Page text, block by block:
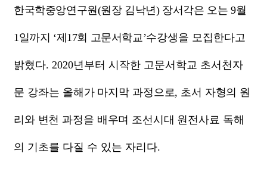
한국학중앙연구원(원장 김낙년) 장서각은 오는9월
1 일까지 ‘제17회 고문서학교 ’수강생을 모집한다고
밝혔다. 2020년부터 시작한 고문서학교 초서천자
문 강좌는 올해가 마지막 과정으로, 초서 자형의 원
리와 변천 과정을 배우며 조선시대 원전사료 독해
의 기초를 다질 수 있는 자리다.